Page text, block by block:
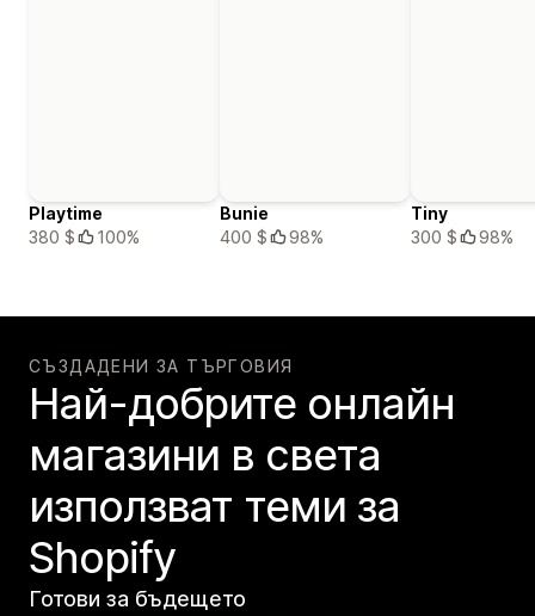
Playtime
380 $
100%
Bunie
400 $
98%
Tiny
300 $
98%
СЪЗДАДЕНИ ЗА ТЪРГОВИЯ
Най-добрите онлайн
магазини в света
използват теми за
Shopify
Готови за бъдещето